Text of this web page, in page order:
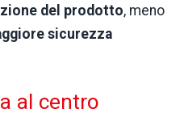
del prodotto, meno
sicurezza
al centro